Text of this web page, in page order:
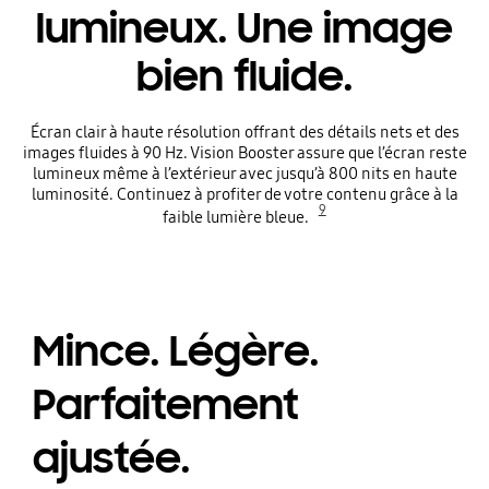
lumineux. Une image
bien fluide.
Écran clair à haute résolution offrant des détails nets et des
images fluides à 90 Hz. Vision Booster assure que l’écran reste
lumineux même à l’extérieur avec jusqu’à 800 nits en haute
luminosité. Continuez à profiter de votre contenu grâce à la
faible lumière bleue.
9
Mince. Légère.
Parfaitement
ajustée.